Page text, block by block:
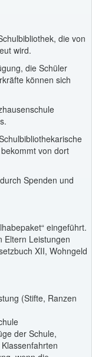
die von
wird.
die Schüler
können sich
von dort
Spenden und
eingeführt.
Eltern Leistungen
XII, Wohngeld
(Stifte, Ranzen
der Schule,